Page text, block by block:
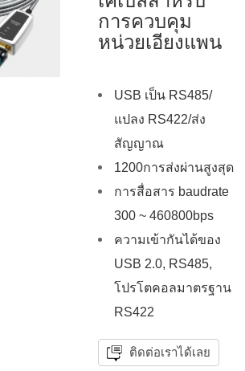
การควบคุม
หน่วยเอียงแพน
USB เป็น RS485/
แปลง RS422/ส่ง
สัญญาณ
1200การส่งผ่านสูงสุด
การสื่อสาร baudrate
300 ~ 460800bps
ความเข้ากันได้ของ
USB 2.0, RS485,
โปรโตคอลมาตรฐาน
RS422
ติดต่อเราได้เลย